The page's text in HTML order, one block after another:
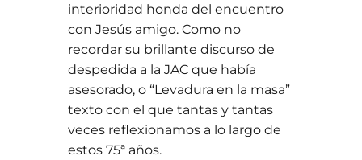
interioridad honda del encuentro
con Jesús amigo. Como no
recordar su brillante discurso de
despedida a la JAC que había
asesorado, o “Levadura en la masa”
texto con el que tantas y tantas
veces reflexionamos a lo largo de
estos 75ª años.